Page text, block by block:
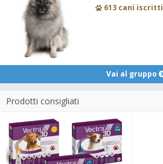
613 cani iscritti
Vai al gruppo
Prodotti consigliati